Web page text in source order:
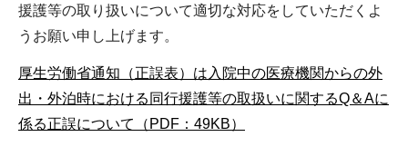
援護等の取り扱いについて適切な対応をしていただくよ
うお願い申し上げます。
厚生労働省通知（正誤表）は入院中の医療機関からの外
出・外泊時における同行援護等の取扱いに関するQ＆Aに
係る正誤について（PDF：49KB）